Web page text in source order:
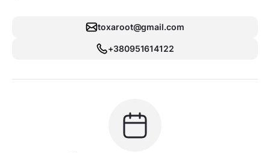
toxaroot@gmail.com
+380951614122